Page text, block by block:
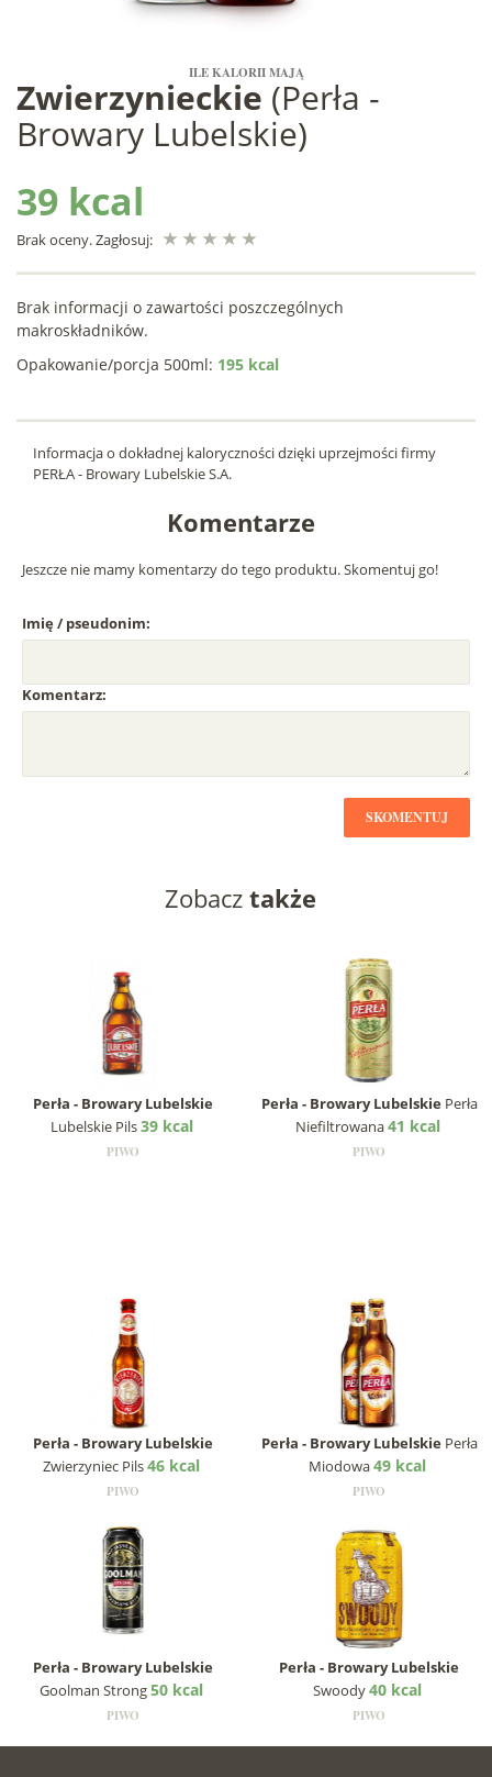
ILE KALORII MAJĄ
Zwierzynieckie (Perła -
Browary Lubelskie)
39 kcal
Brak oceny. Zagłosuj:
Brak informacji o zawartości poszczególnych
makroskładników.
Opakowanie/porcja 500ml: 195 kcal
Informacja o dokładnej kaloryczności dzięki uprzejmości firmy
PERŁA - Browary Lubelskie S.A.
Komentarze
Jeszcze nie mamy komentarzy do tego produktu. Skomentuj go!
Imię / pseudonim:
Komentarz:
SKOMENTUJ
Zobacz także
Perła - Browary Lubelskie
Lubelskie Pils39 kcal
PIWO
Perła - Browary Lubelskie Perła
Niefiltrowana41 kcal
PIWO
Perła - Browary Lubelskie
Zwierzyniec Pils46 kcal
PIWO
Perła - Browary Lubelskie Perła
Miodowa49 kcal
PIWO
Perła - Browary Lubelskie
Goolman Strong50 kcal
PIWO
Perła - Browary Lubelskie
Swoody40 kcal
PIWO